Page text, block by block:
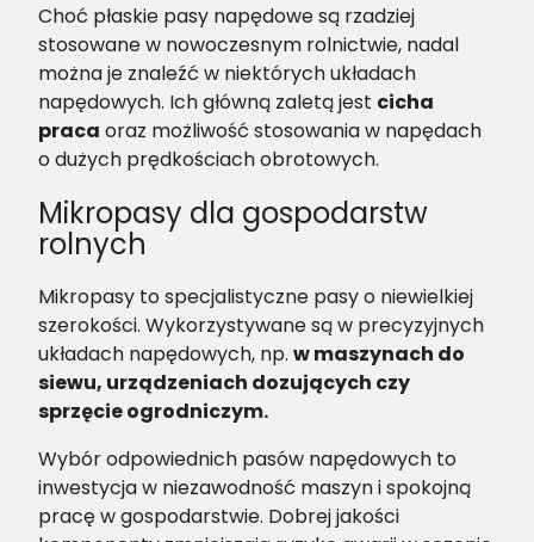
Choć płaskie pasy napędowe są rzadziej
stosowane w nowoczesnym rolnictwie, nadal
można je znaleźć w niektórych układach
napędowych. Ich główną zaletą jest cicha
praca oraz możliwość stosowania w napędach
o dużych prędkościach obrotowych.
Mikropasy dla gospodarstw
rolnych
Mikropasy to specjalistyczne pasy o niewielkiej
szerokości. Wykorzystywane są w precyzyjnych
układach napędowych, np. w maszynach do
siewu, urządzeniach dozujących czy
sprzęcie ogrodniczym.
Wybór odpowiednich pasów napędowych to
inwestycja w niezawodność maszyn i spokojną
pracę w gospodarstwie. Dobrej jakości